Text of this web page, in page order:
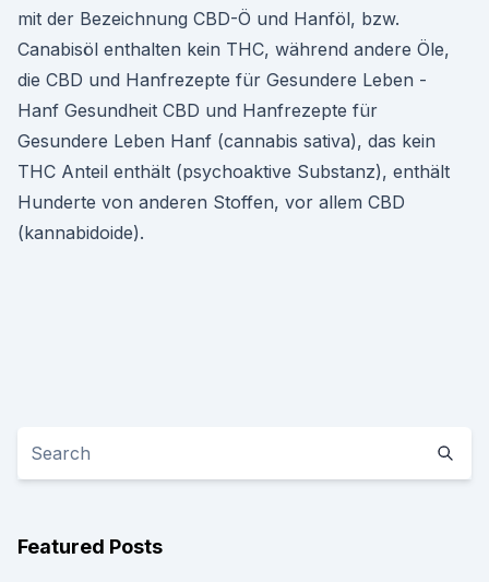
mit der Bezeichnung CBD-Ö und Hanföl, bzw.
Canabisöl enthalten kein THC, während andere Öle,
die CBD und Hanfrezepte für Gesundere Leben -
Hanf Gesundheit CBD und Hanfrezepte für
Gesundere Leben Hanf (cannabis sativa), das kein
THC Anteil enthält (psychoaktive Substanz), enthält
Hunderte von anderen Stoffen, vor allem CBD
(kannabidoide).
Featured Posts